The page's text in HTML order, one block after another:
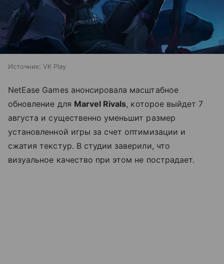
Источник: VK Play
NetEase Games анонсировала масштабное
обновление для Marvel Rivals, которое выйдет 7
августа и существенно уменьшит размер
установленной игры за счет оптимизации и
сжатия текстур. В студии заверили, что
визуальное качество при этом не пострадает.